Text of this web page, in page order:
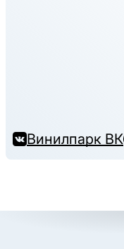
Винилпарк ВК